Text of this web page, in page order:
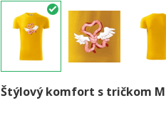
Štýlový komfort s tričkom